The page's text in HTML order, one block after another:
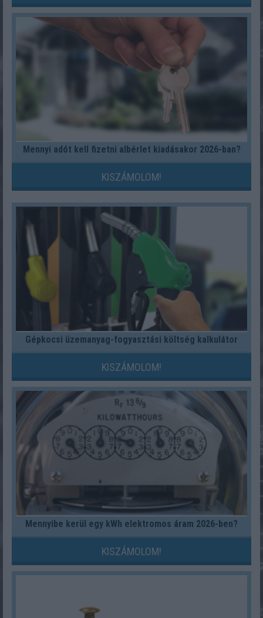
Mennyi adót kell fizetni albérlet kiadásakor 2026-ban?
KISZÁMOLOM!
Gépkocsi üzemanyag-fogyasztási költség kalkulátor
KISZÁMOLOM!
Mennyibe kerül egy kWh elektromos áram 2026-ben?
KISZÁMOLOM!